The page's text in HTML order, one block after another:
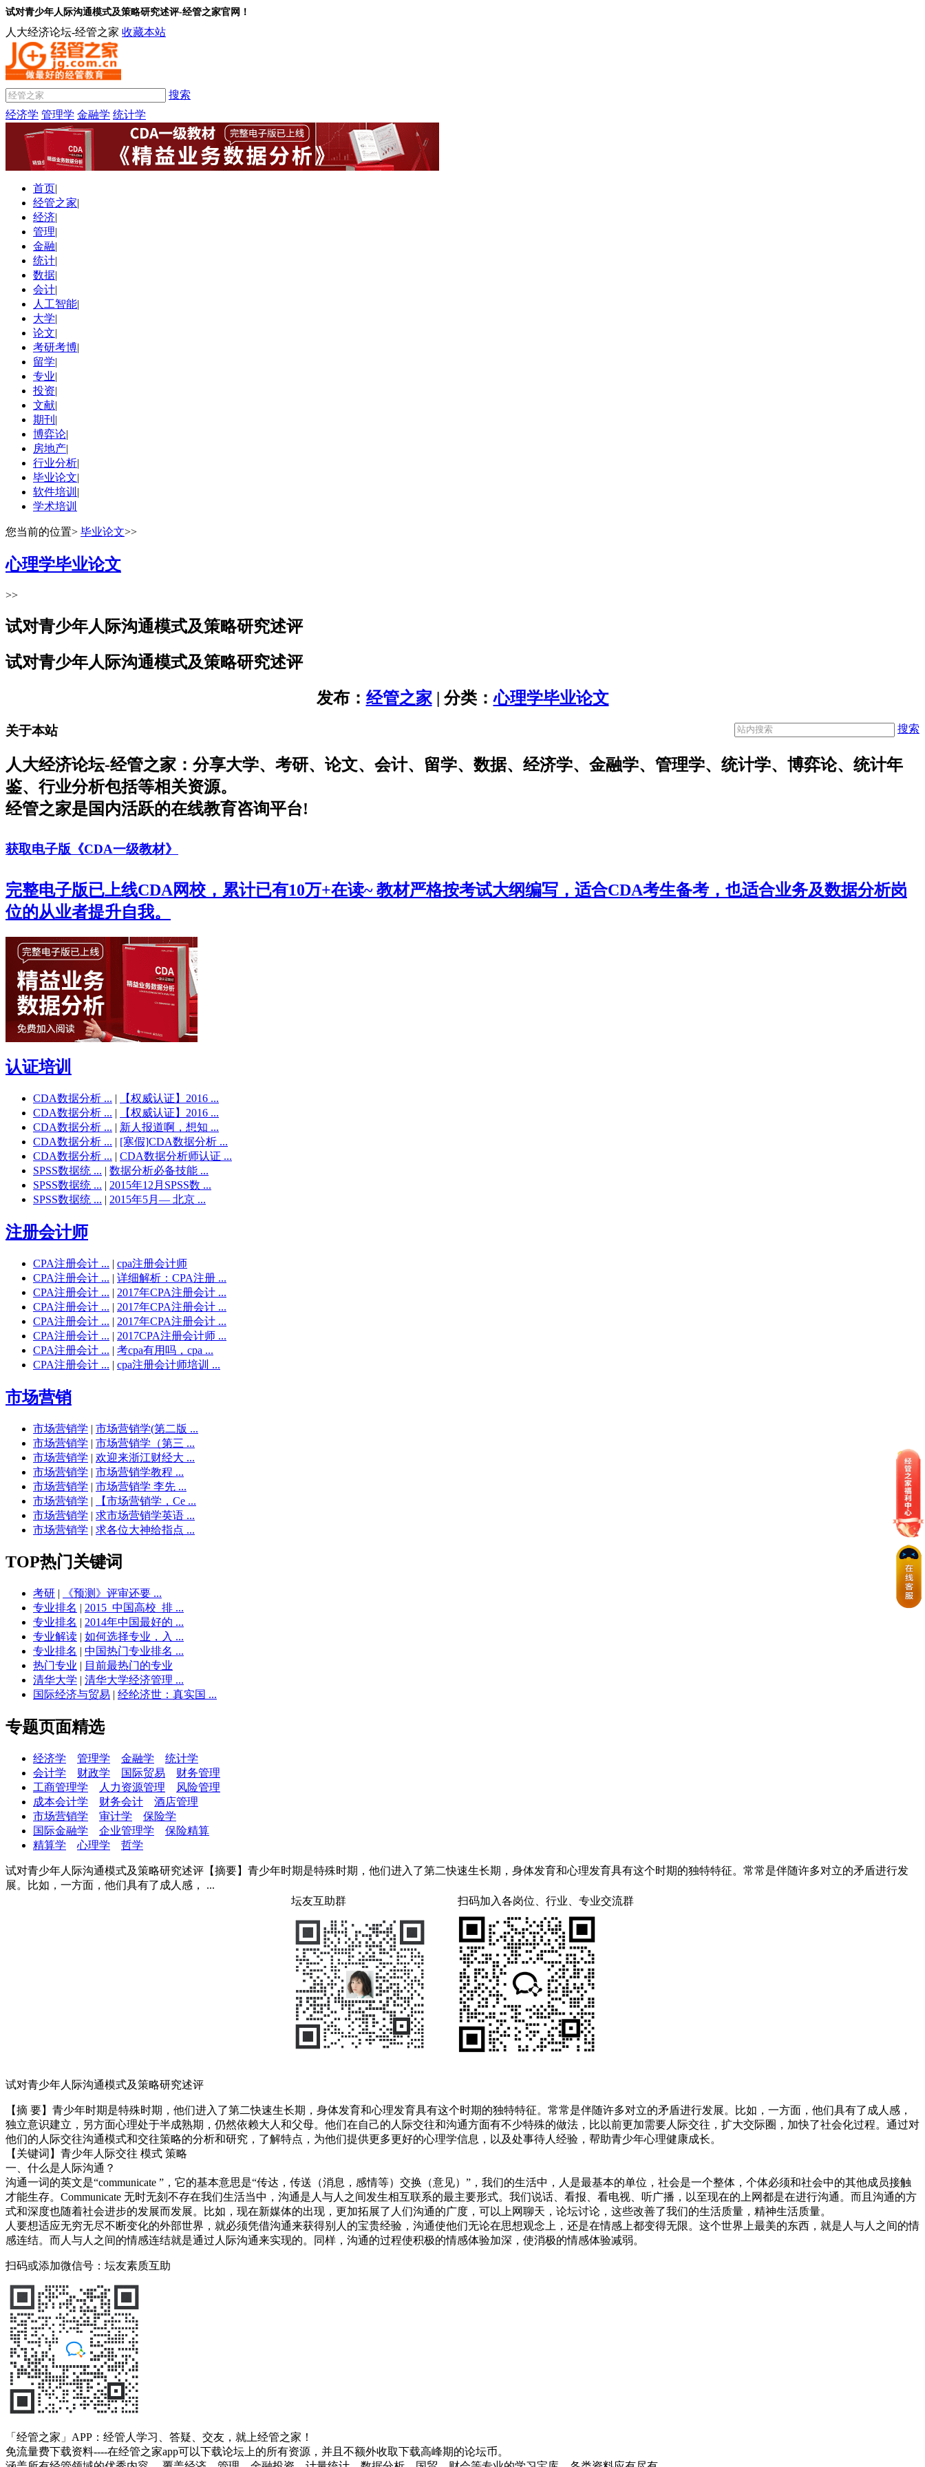
试对青少年人际沟通模式及策略研究述评-经管之家官网！
人大经济论坛-经管之家 收藏本站
搜索
经济学 管理学 金融学 统计学
首页|
经管之家|
经济|
管理|
金融|
统计|
数据|
会计|
人工智能|
大学|
论文|
考研考博|
留学|
专业|
投资|
文献|
期刊 |
博弈论|
房地产|
行业分析|
毕业论文|
软件培训 |
学术培训
您当前的位置> 毕业论文>>
心理学毕业论文
>>
试对青少年人际沟通模式及策略研究述评
试对青少年人际沟通模式及策略研究述评
发布： 经管之家 | 分类：心理学毕业论文
搜索
关于本站
人大经济论坛-经管之家：分享大学、考研、论文、会计、留学、数据、经济学、金融学、管理学、统计学、博弈论、统计年
鉴、行业分析包括等相关资源。
经管之家是国内活跃的在线教育咨询平台!
获取电子版《CDA一级教材》
完整电子版已上线CDA网校，累计已有10万+在读~ 教材严格按考试大纲编写，适合CDA考生备考，也适合业务及数据分析岗
位的从业者提升自我。
认证培训
CDA数据分析 ... |
【权威认证】2016 ...
CDA数据分析 ... |
【权威认证】2016 ...
CDA数据分析 ... | 新人报道啊，想知 ...
CDA数据分析 ... | [寒假]CDA数据分析 ...
CDA数据分析 ... | CDA数据分析师认证 ...
SPSS数据统 ... | 数据分析必备技能 ...
SPSS数据统 ... | 2015年12月SPSS数 ...
SPSS数据统 ... | 2015年5月— 北京 ...
注册会计师
CPA注册会计 ... | cpa注册会计师
CPA注册会计 ... | 详细解析：CPA注册 ...
CPA注册会计 ... | 2017年CPA注册会计 ...
CPA注册会计 ... | 2017年CPA注册会计 ...
CPA注册会计 ... | 2017年CPA注册会计 ...
CPA注册会计 ... | 2017CPA注册会计师 ...
CPA注册会计 ... | 考cpa有用吗，cpa ...
CPA注册会计 ... | cpa注册会计师培训 ...
市场营销
市场营销学 | 市场营销学(第二版 ...
市场营销学 | 市场营销学（第三 ...
市场营销学 | 欢迎来浙江财经大 ...
市场营销学 | 市场营销学教程 ...
市场营销学 | 市场营销学 李先 ...
市场营销学 |
【市场营销学，Ce ...
市场营销学 | 求市场营销学英语 ...
市场营销学 | 求各位大神给指点 ...
TOP热门关键词
考研 |
《预测》评审还要 ...
专业排名 | 2015_中国高校_排 ...
专业排名 | 2014年中国最好的 ...
专业解读 | 如何选择专业，入 ...
专业排名 | 中国热门专业排名 ...
热门专业 | 目前最热门的专业
清华大学 | 清华大学经济管理 ...
国际经济与贸易 | 经纶济世：真实国 ...
专题页面精选
经济学 管理学 金融学
统计学
会计学
财政学 国际贸易
财务管理
工商管理学
人力资源管理
风险管理
成本会计学
财务会计
酒店管理
市场营销学
审计学
保险学
国际金融学
企业管理学
保险精算
精算学
心理学 哲学
试对青少年人际沟通模式及策略研究述评【摘要】青少年时期是特殊时期，他们进入了第二快速生长期，身体发育和心理发育具有这个时期的独特特征。常常是伴随许多对立的矛盾进行发
展。比如，一方面，他们具有了成人感， ...
坛友互助群
扫码加入各岗位、行业、专业交流群
试对青少年人际沟通模式及策略研究述评
【摘 要】青少年时期是特殊时期，他们进入了第二快速生长期，身体发育和心理发育具有这个时期的独特特征。常常是伴随许多对立的矛盾进行发展。比如，一方面，他们具有了成人感，
独立意识建立，另方面心理处于半成熟期，仍然依赖大人和父母。他们在自己的人际交往和沟通方面有不少特殊的做法，比以前更加需要人际交往，扩大交际圈，加快了社会化过程。通过对
他们的人际交往沟通模式和交往策略的分析和研究，了解特点，为他们提供更多更好的心理学信息，以及处事待人经验，帮助青少年心理健康成长。
【关键词】青少年人际交往 模式 策略
一、什么是人际沟通？
沟通一词的英文是“communicate ”，它的基本意思是“传达，传送（消息，感情等）交换（意见）”，我们的生活中，人是最基本的单位，社会是一个整体，个体必须和社会中的其他成员接触
才能生存。Communicate 无时无刻不存在我们生活当中，沟通是人与人之间发生相互联系的最主要形式。我们说话、看报、看电视、听广播，以至现在的上网都是在进行沟通。而且沟通的方
式和深度也随着社会进步的发展而发展。比如，现在新媒体的出现，更加拓展了人们沟通的广度，可以上网聊天，论坛讨论，这些改善了我们的生活质量，精神生活质量。
人要想适应无穷无尽不断变化的外部世界，就必须凭借沟通来获得别人的宝贵经验，沟通使他们无论在思想观念上，还是在情感上都变得无限。这个世界上最美的东西，就是人与人之间的情
感连结。而人与人之间的情感连结就是通过人际沟通来实现的。同样，沟通的过程使积极的情感体验加深，使消极的情感体验减弱。
扫码或添加微信号：坛友素质互助
「经管之家」APP：经管人学习、答疑、交友，就上经管之家！
免流量费下载资料----在经管之家app可以下载论坛上的所有资源，并且不额外收取下载高峰期的论坛币。